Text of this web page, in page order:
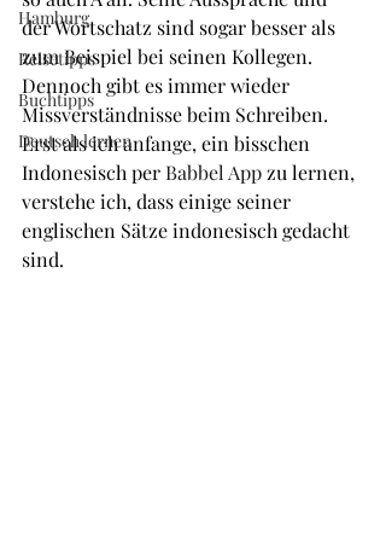
Hamburg
Reisetipps
Buchtipps
Deutsch lernen
der Wortschatz sind sogar besser als
zum Beispiel bei seinen Kollegen.
Dennoch gibt es immer wieder
Missverständnisse beim Schreiben.
Erst als ich anfange, ein bisschen
Indonesisch per Babbel App zu lernen,
verstehe ich, dass einige seiner
englischen Sätze indonesisch gedacht
sind.